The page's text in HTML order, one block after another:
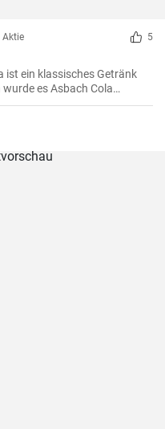
Aktie 5
ist ein klassisches Getränk
es Asbach Cola
Mischen sie es selber